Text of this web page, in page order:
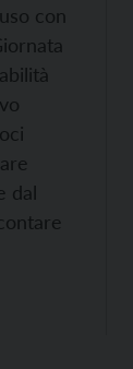
con
dal